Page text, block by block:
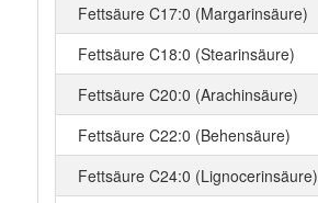
Fettsäure C17:0 (Margarinsäure)
Fettsäure C18:0 (Stearinsäure)
Fettsäure C20:0 (Arachinsäure)
Fettsäure C22:0 (Behensäure)
Fettsäure C24:0 (Lignocerinsäure)